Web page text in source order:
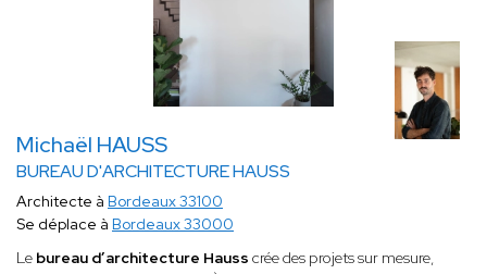
Michaël HAUSS
BUREAU D'ARCHITECTURE HAUSS
Architecte à Bordeaux 33100
Se déplace à Bordeaux 33000
Le bureau d’architecture Hauss crée des projets sur mesure,